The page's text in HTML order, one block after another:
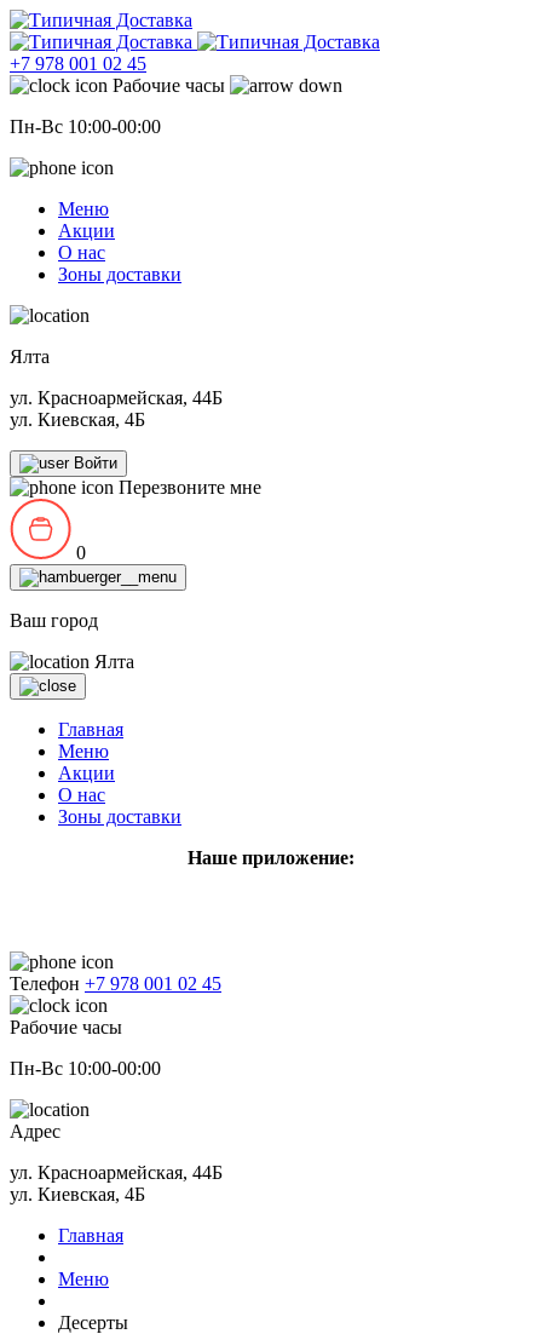
+7 978 001 02 45
Рабочие часы
Пн-Вс 10:00-00:00
Меню
Акции
О нас
Зоны доставки
Ялта
ул. Красноармейская, 44Б
ул. Киевская, 4Б
Войти
Перезвоните мне
0
Ваш город
Ялта
Главная
Меню
Акции
О нас
Зоны доставки
Наше приложение:
Телефон +7 978 001 02 45
Рабочие часы
Пн-Вс 10:00-00:00
Адрес
ул. Красноармейская, 44Б
ул. Киевская, 4Б
Главная
Меню
Десерты